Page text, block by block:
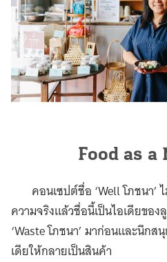
Food as
คอนเซปต์ชื่อ ‘Well โภชนา’
ความจริงแล้วชื่อนี้เป็นไอเดียขอ
‘Waste โภชนา’ มาก่อนและนึก
เดียให้กลายเป็นสินค้า